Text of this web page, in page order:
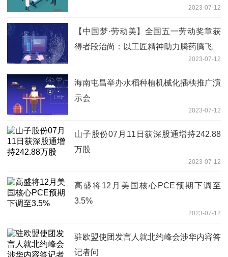
2023-07-12
【中国梦·劳动美】全国五一劳动奖章获
得者段治尚：以工匠精神助力腾药腾飞
2023-07-12
海南屯昌举办水稻种植机械化插秧推广演
示会
2023-07-12
山子股份07月11日获深股通增持242.88
万股
2023-07-12
高盛将12月美国核心PCE预期下调至
3.5%
2023-07-12
驻欧盟使团发言人就北约峰会涉华内容答
记者问